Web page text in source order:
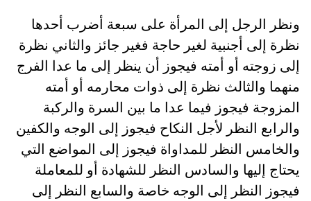
ونظر الرجل إلى المرأة على سبعة أضرب أحدها
نظرة إلى أجنبية لغير حاجة فغير جائز والثاني نظرة
إلى زوجته أو أمته فيجوز أن ينظر إلى ما عدا الفرج
منهما والثالث نظرة إلى ذوات محارمه أو أمته
المزوجة فيجوز فيما عدا ما بين السرة والركبة
والرابع النظر لأجل النكاح فيجوز إلى الوجه والكفين
والخامس النظر للمداواة فيجوز إلى المواضع التي
يحتاج إليها والسادس النظر للشهادة أو للمعاملة
فيجوز النظر إلى الوجه خاصة والسابع النظر إلى